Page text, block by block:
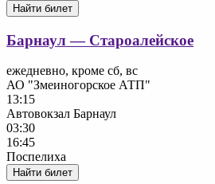
Найти билет
Барнаул — Староалейское
ежедневно, кроме сб, вс
АО "Змеиногорское АТП"
13:15
Автовокзал Барнаул
03:30
16:45
Поспелиха
Найти билет